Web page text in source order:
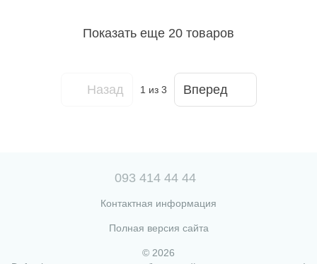
Показать еще 20 товаров
Назад 1 из 3 Вперед
093 414 44 44
Контактная информация
Полная версия сайта
© 2026